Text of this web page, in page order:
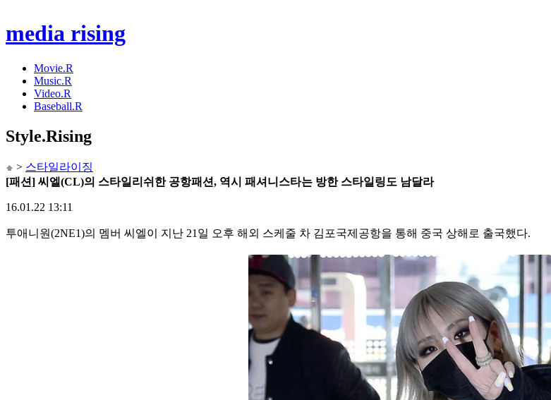
media rising
Movie.R
Music.R
Video.R
Baseball.R
Style.Rising
> 스타일라이징
[패션] 씨엘(CL)의 스타일리쉬한 공항패션, 역시 패셔니스타는 방한 스타일링도 남달라
16.01.22 13:11
투애니원(2NE1)의 멤버 씨엘이 지난 21일 오후 해외 스케줄 차 김포국제공항을 통해 중국 상해로 출국했다.